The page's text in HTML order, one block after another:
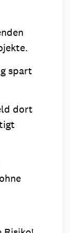
spart
dort